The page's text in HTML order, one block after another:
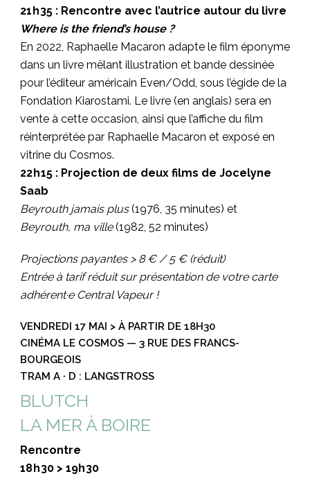
21 h 35 : Rencontre avec l’autrice autour du livre
Where is the friend’s house ?
En 2022, Raphaelle Macaron adapte le film éponyme
dans un livre mêlant illustration et bande dessinée
pour l’éditeur américain Even/Odd, sous l’égide de la
Fondation Kiarostami. Le livre (en anglais) sera en
vente à cette occasion, ainsi que l’affiche du film
réinterprétée par Raphaelle Macaron et exposé en
vitrine du Cosmos.
22 h 15 : Projection de deux films de Jocelyne
Saab
Beyrouth jamais plus(1976, 35 minutes) et
Beyrouth, ma ville(1982, 52 minutes)
Projections payantes > 8 € / 5 € (réduit)
Entrée à tarif réduit sur présentation de votre carte
adhérent·e Central Vapeur !
VENDREDI 17 MAI > À PARTIR DE 18H30
CINÉMA LE COSMOS — 3 RUE DES FRANCS-
BOURGEOIS
TRAM A · D : LANGSTROSS
BLUTCH
LA MER À BOIRE
Rencontre
18 h 30 > 19h 30